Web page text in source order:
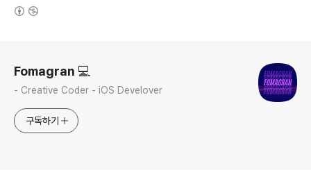
Fomagran 💻
- Creative Coder - iOS Develover
구독하기